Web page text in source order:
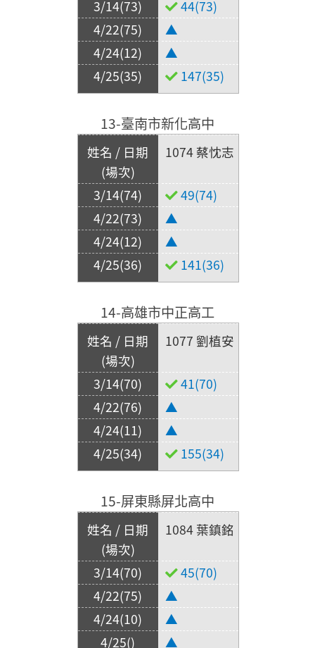
44(73)
▲
▲
147(35)
13-臺南市新化高中
1074 蔡忱志
49(74)
▲
▲
141(36)
14-高雄市中正高工
1077 劉植安
41(70)
▲
▲
155(34)
15-屏東縣屏北高中
1084 葉鎮銘
45(70)
▲
▲
▲